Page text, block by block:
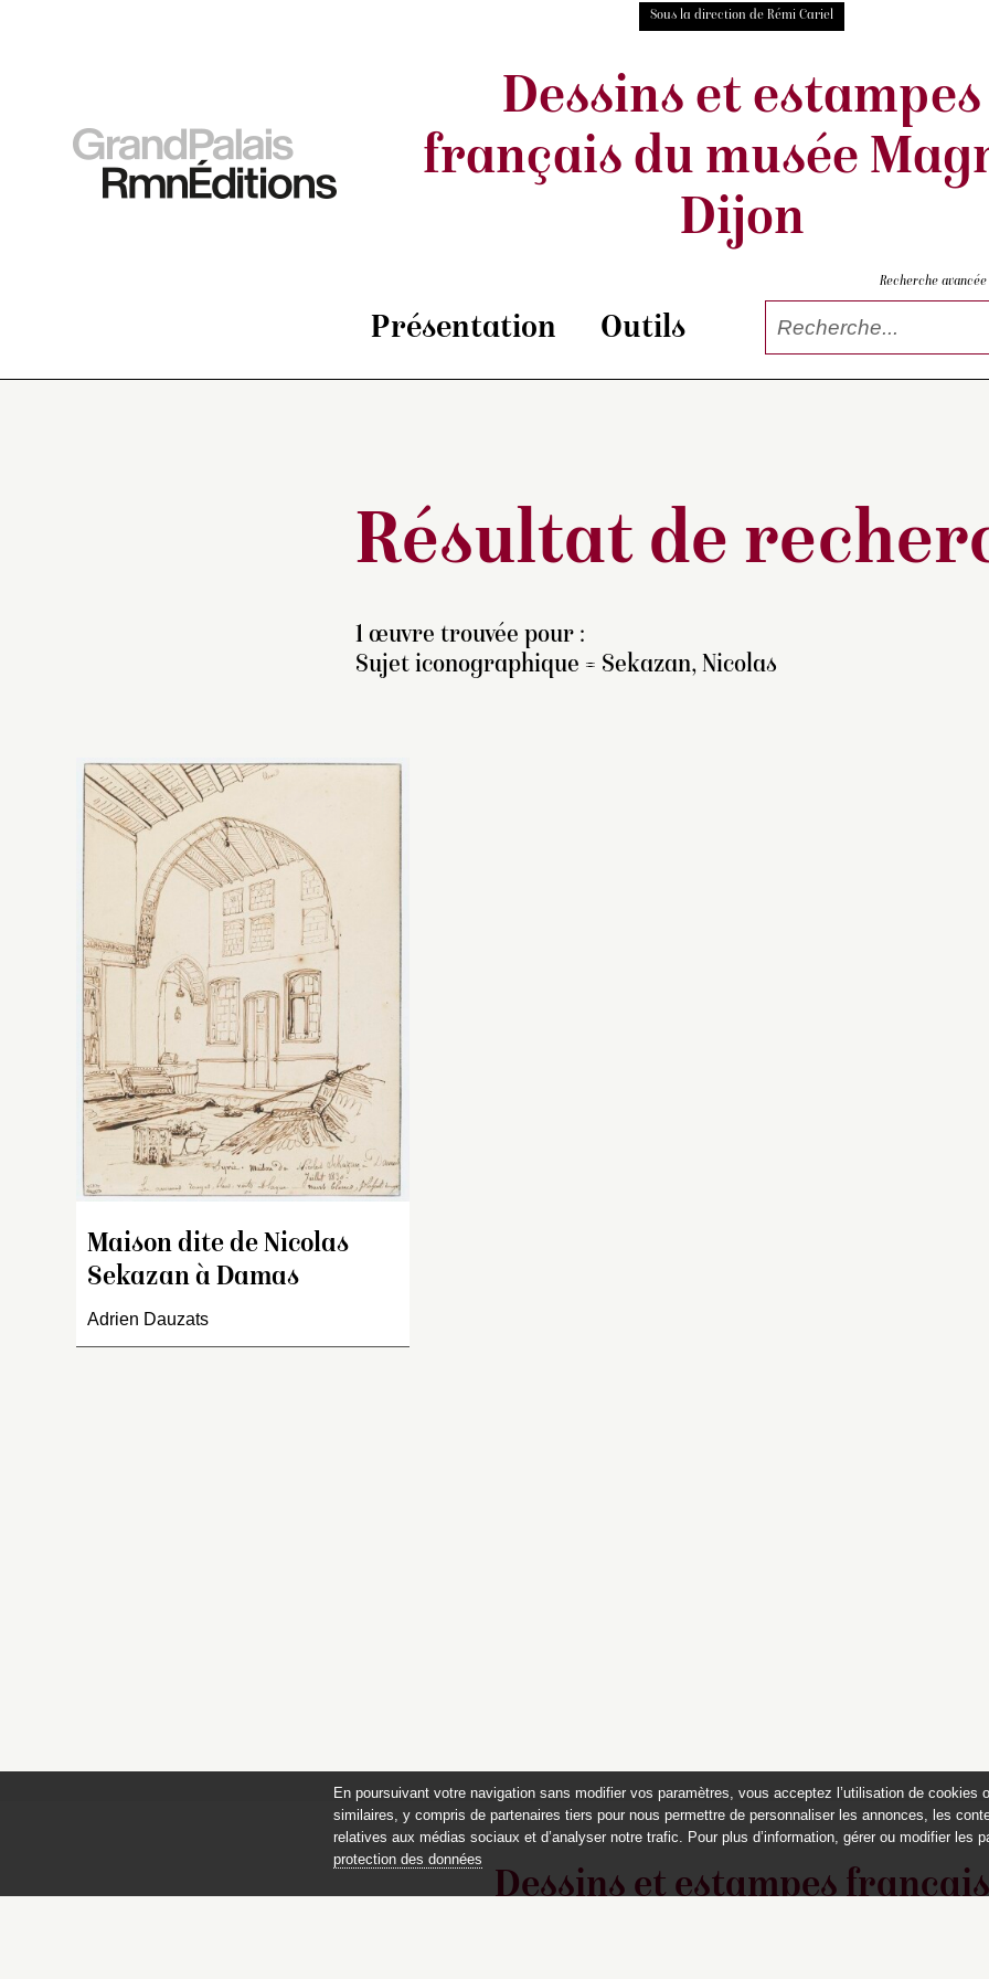
Sous la direction de Rémi Cariel
Dessins et estampes
français du musée
Dijon
Présentation Outils
Recherche avancée
Résultat de
1 œuvre trouvée pour :
Sujet iconographique = Sekazan, Nicolas
Maison dite de Nicolas
Sekazan à Damas
Adrien Dauzats
Dessins et estampes français
En poursuivant votre navigation sans modifier vos paramètres, vous acceptez l’utilisation de cookies
similaires, y compris de partenaires tiers pour nous permettre de personnaliser les annonces, les
relatives aux médias sociaux et d’analyser notre trafic. Pour plus d’information, gérer ou modifier les
protection des données